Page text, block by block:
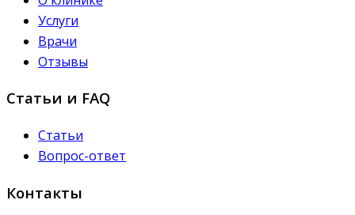
Услуги
Врачи
Отзывы
Статьи и FAQ
Статьи
Вопрос-ответ
Контакты